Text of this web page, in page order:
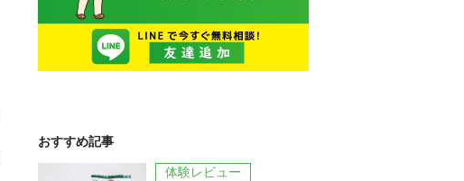
おすすめ記事
体験レビュー